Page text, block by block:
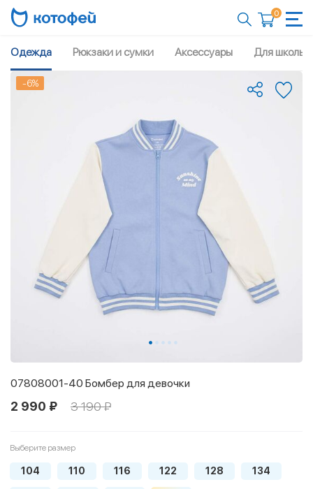
0
Одежда Рюкзаки и сумки Аксессуары Для школы
-6%
07808001-40 Бомбер для девочки
2 990 ₽ 3 190 ₽
Выберите размер
104 110 116 122 128 134